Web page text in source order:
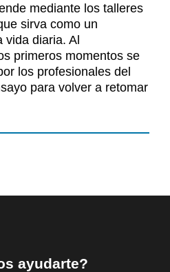
mediante los talleres
sirva como un
vida diaria. Al
primeros momentos se
los profesionales del
para volver a retomar
ayudarte?